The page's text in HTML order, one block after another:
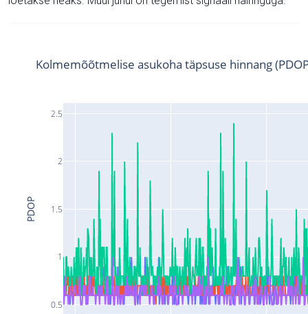
0.5
1
1.5
2
2.5
Kolmemõõtmelise asukoha täpsuse hinnang
PDOP